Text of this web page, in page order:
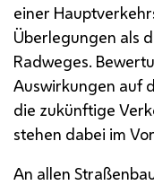
einer
Überlegungen als
Radweges.
Auswirkungen auf
die zukünftige
stehen dabei im
An allen